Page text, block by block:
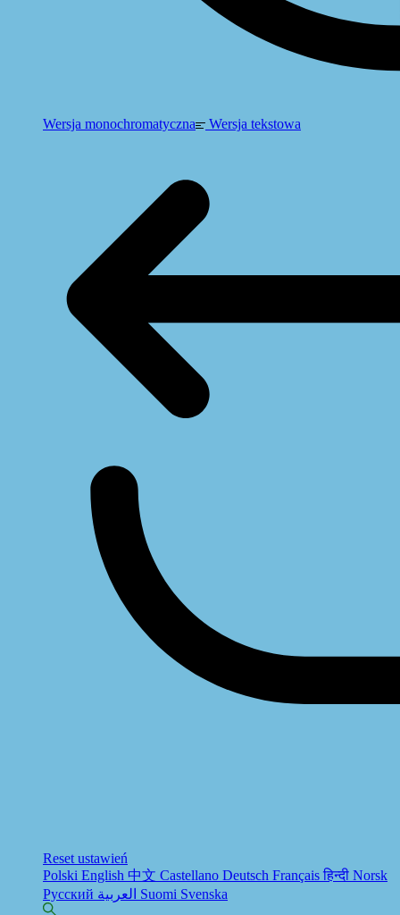
Wersja monochromatyczna Wersja tekstowa
Reset ustawień
Polski English 中文 Castellano Deutsch Françaisहिन्दी Norsk
Русский
Suomi Svenska